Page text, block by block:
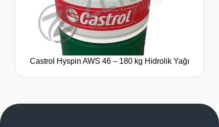
Castrol Hyspin AWS 46 – 180 kg Hidrolik Yağı